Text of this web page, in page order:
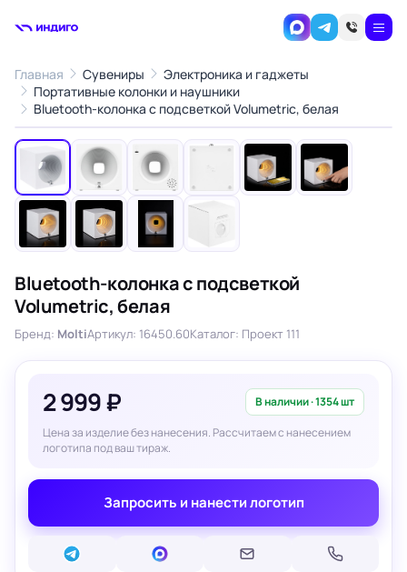
Главная Сувениры
Электроника и гаджеты
Портативные колонки и наушники
Bluetooth-колонка с подсветкой Volumetric, белая
‹ ›
Bluetooth-колонка с подсветкой
Volumetric, белая
Бренд: MoltiАртикул: 16450.60Каталог: Проект 111
2 999 ₽ В наличии · 1354 шт
Цена за изделие без нанесения. Рассчитаем с нанесением
логотипа под ваш тираж.
Запросить и нанести логотип